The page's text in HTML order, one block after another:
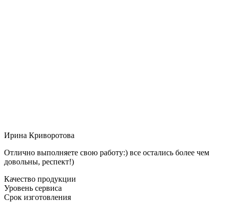
Ирина Криворотова
Отлично выполняете свою работу:) все остались более чем
довольны, респект!)
Качество продукции
Уровень сервиса
Срок изготовления